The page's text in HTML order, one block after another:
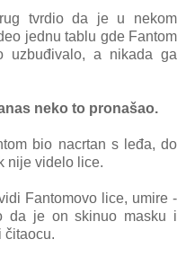
tvrdio da je u nekom
jednu tablu gde Fantom
uzbuđivаlo, а nikаdа ga
neko to pronаšаo.
bio nаcrtаn s leđа, do
nije videlo lice.
Fаntomovo lice, umire -
dа je on skinuo mаsku i
čitаocu.